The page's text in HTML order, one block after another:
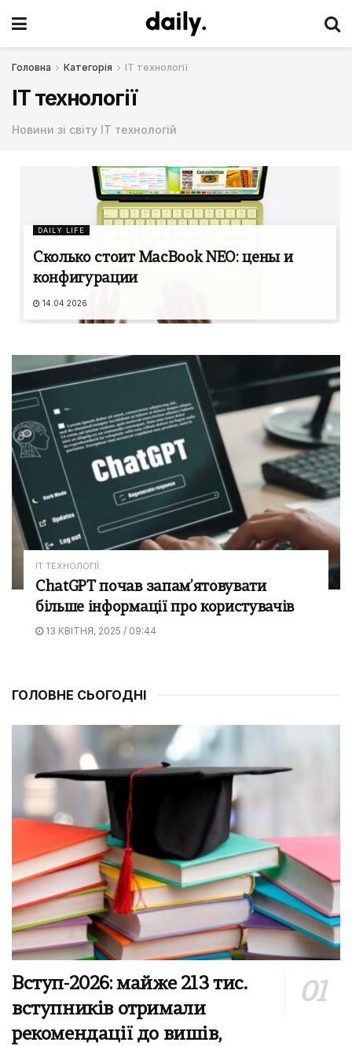
Головна Категорія IT технології
IT технології
Новини зі світу IT технологій
DAILY LIFE
Сколько стоит MacBook NEO: цены и
конфигурации
14.04.2026
IT ТЕХНОЛОГІЇ
ChatGPT почав запам’ятовувати
більше інформації про користувачів
13 КВІТНЯ, 2025 / 09:44
ГОЛОВНЕ СЬОГОДНІ
Вступ-2026: майже 213 тис.
вступників отримали
рекомендації до вишів,